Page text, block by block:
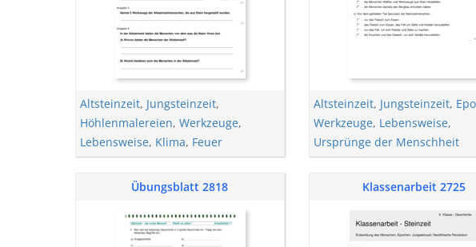
Altsteinzeit, Jungsteinzeit,
Höhlenmalereien, Werkzeuge,
Lebensweise, Klima, Feuer
Altsteinzeit, Jungsteinzeit,
Werkzeuge, Lebensweise,
Ursprünge der Menschheit
Übungsblatt 2818 Klassenarbeit 2725